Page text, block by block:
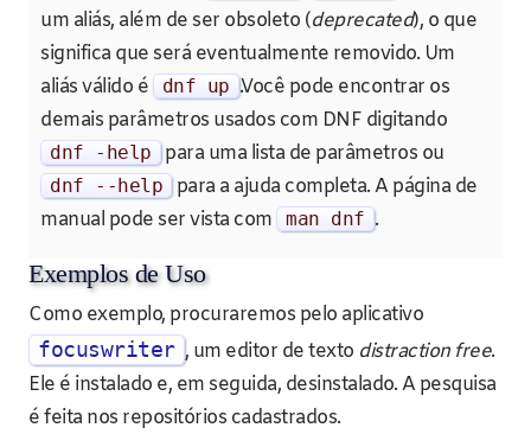
um aliás, além de ser obsoleto (deprecated), o que
significa que será eventualmente removido. Um
aliás válido é
dnf up .Você pode encontrar os
demais parâmetros usados com DNF digitando
dnf - help para uma lista de parâmetros ou
dnf -- help
para a ajuda completa. A página de
manual pode ser vista com
man dnf .
Exemplos de Uso
Como exemplo, procuraremos pelo aplicativo
focuswriter , um editor de texto distraction free.
Ele é instalado e, em seguida, desinstalado. A pesquisa
é feita nos repositórios cadastrados.